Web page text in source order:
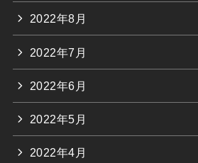
2022年8月
2022年7月
2022年6月
2022年5月
2022年4月